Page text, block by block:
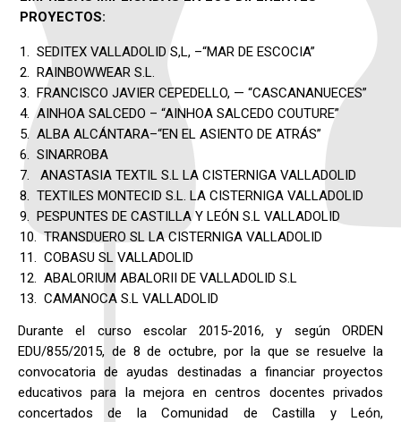
PROYECTOS:
SEDITEX VALLADOLID S,L, –“MAR DE ESCOCIA”
RAINBOWWEAR S.L.
FRANCISCO JAVIER CEPEDELLO, — “CASCANANUECES”
AINHOA SALCEDO – “AINHOA SALCEDO COUTURE”
ALBA ALCÁNTARA–“EN EL ASIENTO DE ATRÁS”
SINARROBA
ANASTASIA TEXTIL S.L LA CISTERNIGA VALLADOLID
TEXTILES MONTECID S.L. LA CISTERNIGA VALLADOLID
PESPUNTES DE CASTILLA Y LEÓN S.L VALLADOLID
TRANSDUERO SL LA CISTERNIGA VALLADOLID
COBASU SL VALLADOLID
ABALORIUM ABALORII DE VALLADOLID S.L
CAMANOCA S.L VALLADOLID
Durante el curso escolar 2015-2016, y según ORDEN
EDU/855/2015, de 8 de octubre, por la que se resuelve la
convocatoria de ayudas destinadas a financiar proyectos
educativos para la mejora en centros docentes privados
concertados de la Comunidad de Castilla y León,